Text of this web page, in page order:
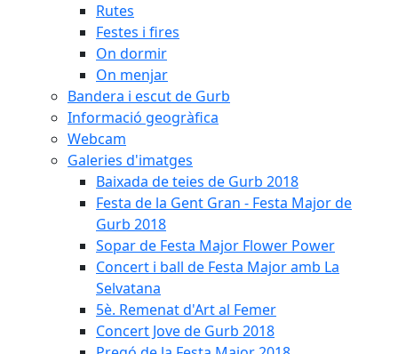
Rutes
Festes i fires
On dormir
On menjar
Bandera i escut de Gurb
Informació geogràfica
Webcam
Galeries d'imatges
Baixada de teies de Gurb 2018
Festa de la Gent Gran - Festa Major de
Gurb 2018
Sopar de Festa Major Flower Power
Concert i ball de Festa Major amb La
Selvatana
5è. Remenat d'Art al Femer
Concert Jove de Gurb 2018